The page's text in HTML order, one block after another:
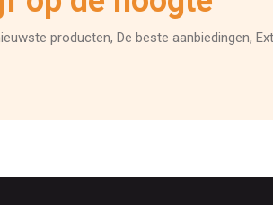
producten, De beste aanbiedingen,